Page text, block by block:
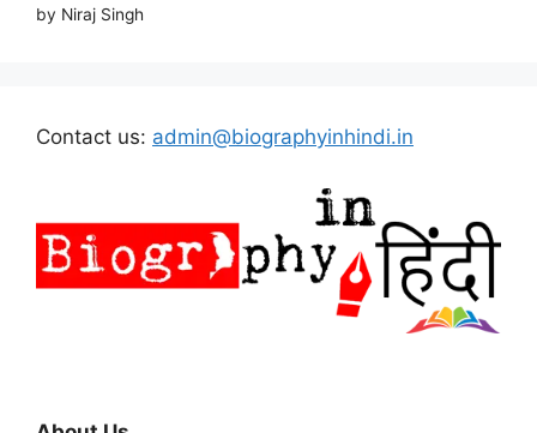
by Niraj Singh
Contact us: admin@biographyinhindi.in